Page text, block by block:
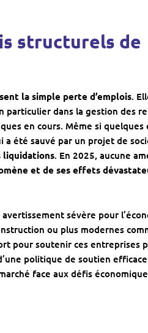
structurels de
la simple perte d’emplois.
particulier dans la gestion des
en cours. Même si
a été sauvé par un projet de
liquidations. En 2025, aucune
et de ses effets
sévère pour
ou plus modernes
pour soutenir ces entreprises
politique de soutien
face aux défis